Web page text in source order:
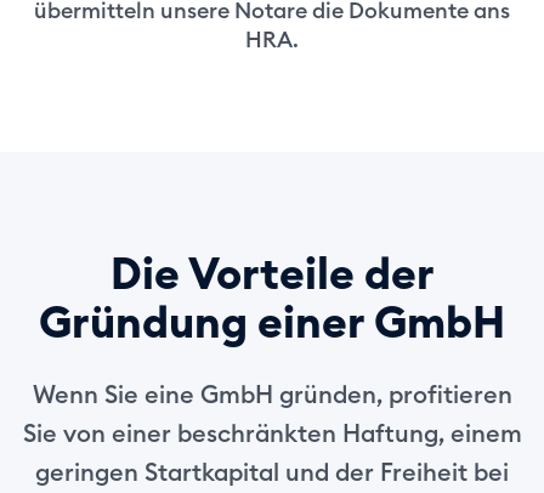
übermitteln unsere Notare die Dokumente ans
HRA.
Die Vorteile der
Gründung einer GmbH
Wenn Sie eine GmbH gründen, profitieren
Sie von einer beschränkten Haftung, einem
geringen Startkapital und der Freiheit bei